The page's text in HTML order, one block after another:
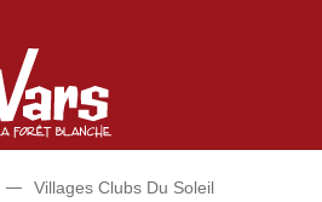
Villages Clubs Du Soleil